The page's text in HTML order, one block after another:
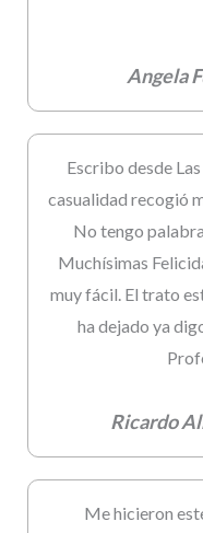
Angela
Escribo desde
casualidad recogió
No tengo
Muchísimas
muy fácil. El trato
ha dejado ya
Ricardo
Me hicieron